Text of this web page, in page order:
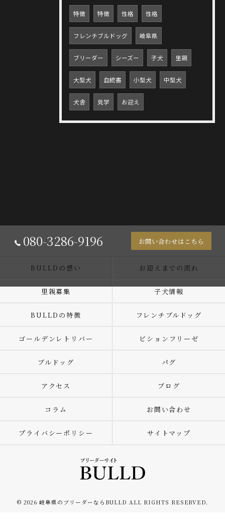
特徴 特徴 性格 性格
フレンチブルドッグ 岐阜県
ブリーダー シーズー 子犬 里親
大型犬 血統書 小型犬 中型犬
犬舎 見学 お迎え
080-3286-9196 お問い合わせはこちら
BULLDの想い お迎えまでの流れ
里親募集 子犬情報
BULLDの特徴 フレンチブルドッグ
ゴールデンレトリバー ビションフリーゼ
ブルドッグ パグ
アクセス ブログ
コラム お問い合わせ
プライバシーポリシー サイトマップ
© 2026 岐阜県のブリーダーならBULLD ALL RIGHTS RESERVED.